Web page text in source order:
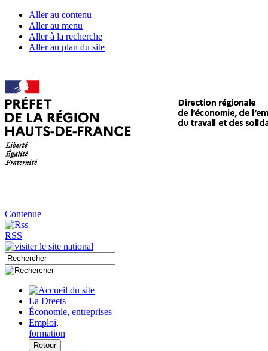
Aller au contenu
Aller au menu
Aller à la recherche
Aller au plan du site
Contenue
RSS
La Dreets
Économie, entreprises
Emploi,
formation
Retour